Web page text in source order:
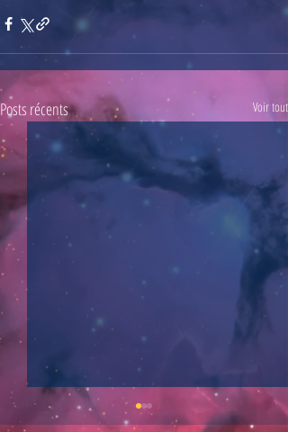
Posts récents Voir tout